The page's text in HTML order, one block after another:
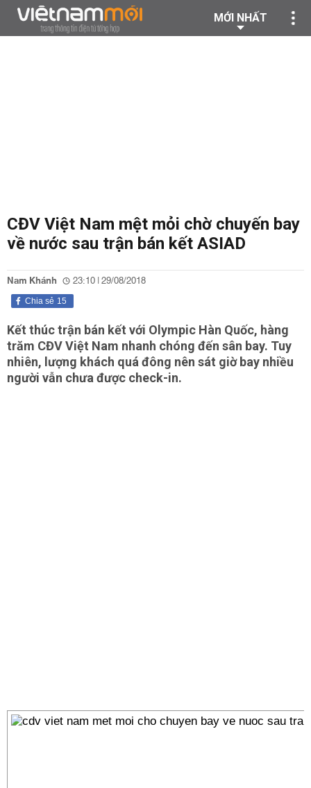
MỚI NHẤT
CĐV Việt Nam mệt mỏi chờ chuyến bay
về nước sau trận bán kết ASIAD
Nam Khánh 23:10 | 29/08/2018
15
Chia sẻ
Kết thúc trận bán kết với Olympic Hàn Quốc, hàng
trăm CĐV Việt Nam nhanh chóng đến sân bay. Tuy
nhiên, lượng khách quá đông nên sát giờ bay nhiều
người vẫn chưa được check-in.